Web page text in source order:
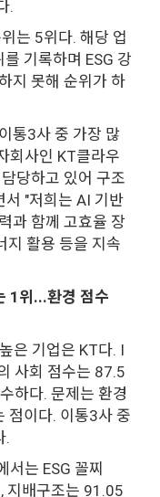
.
는 5위다. 해당 업
기록하며 ESG 강
지 못해 순위가 하
통3사 중 가장 많
회사인 KT클라우
당하고 있어 구조
서 "저희는 AI 기반
과 함께 고효율 장
지 활용 등을 지속
1위...환경 점수
은 기업은 KT다. I
사회 점수는 87.5
하다. 문제는 환경
점이다. 이통3사 중
.
는 ESG 꼴찌
지배구조는 91.05